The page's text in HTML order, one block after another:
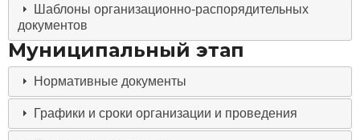
Шаблоны организационно-распорядительных
документов
Муниципальный этап
Нормативные документы
Графики и сроки организации и проведения